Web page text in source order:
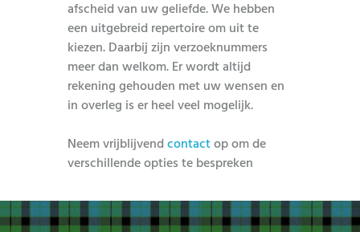
afscheid van uw geliefde. We hebben
een uitgebreid repertoire om uit te
kiezen. Daarbij zijn verzoeknummers
meer dan welkom. Er wordt altijd
rekening gehouden met uw wensen en
in overleg is er heel veel mogelijk.
Neem vrijblijvendcontactop om de
verschillende opties te bespreken